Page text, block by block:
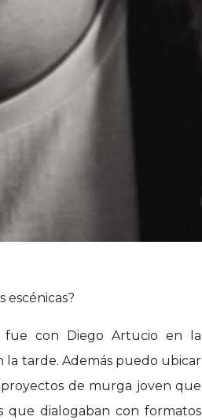
fue con Diego Artucio en la
la tarde. Además puedo ubicar
de murga joven que
que dialogaban con formatos